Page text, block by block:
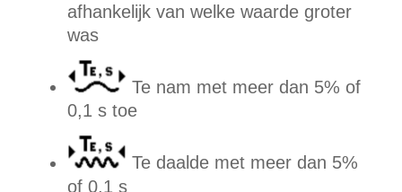
afhankelijk van welke waarde groter
was
Te nam met meer dan 5% of
0,1 s toe
Te daalde met meer dan 5%
of 0,1 s